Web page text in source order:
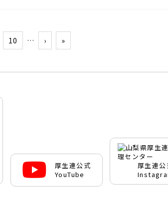
10 … › »
厚生連公式
YouTube
厚生連